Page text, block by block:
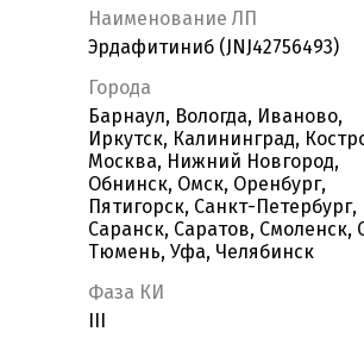
Наименование ЛП
Эрдафитиниб (JNJ42756493)
Города
Барнаул, Вологда, Иваново,
Иркутск, Калининград,
Москва, Нижний Новгород,
Обнинск, Омск, Оренбург,
Пятигорск, Санкт-Петербург,
Саранск, Саратов, Смоленск,
Тюмень, Уфа, Челябинск
Фаза КИ